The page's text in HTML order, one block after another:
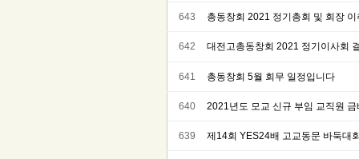
643 총동창회 2021 정기총회 및 회장 이
642 대전고총동창회 2021 정기이사회
641 총동창회 5월 회무 일정입니다
640 2021년도 모교 신규 부임 교직원
639 제14회 YES24배 고교동문 바둑대